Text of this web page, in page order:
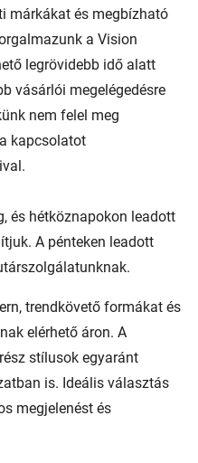
márkákat és megbízható
a Vision
legrövidebb idő alatt
vásárlói megelégedésre
nem felel meg
kapcsolatot
és hétköznapokon leadott
A pénteken leadott
trendkövető formákat és
elérhető áron. A
stílusok egyaránt
is. Ideális választás
megjelenést és